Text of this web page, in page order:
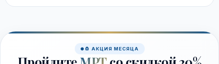
🧲 АКЦИЯ МЕСЯЦА